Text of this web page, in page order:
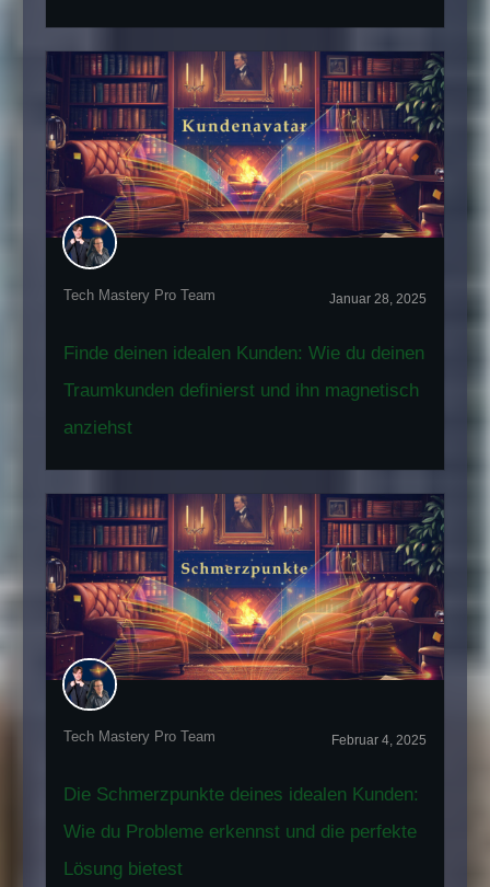
Tech Mastery Pro Team Januar 28, 2025
Finde deinen idealen Kunden: Wie du deinen
Traumkunden definierst und ihn magnetisch
anziehst
Tech Mastery Pro Team Februar 4, 2025
Die Schmerzpunkte deines idealen Kunden:
Wie du Probleme erkennst und die perfekte
Lösung bietest